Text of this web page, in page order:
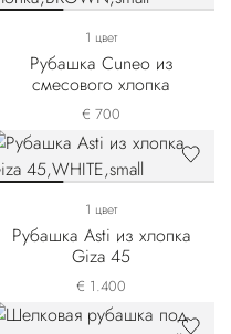
1 цвет
Рубашка Cuneo из
смесового хлопка
€ 700
1 цвет
Рубашка Asti из хлопка
Giza 45
€ 1.400